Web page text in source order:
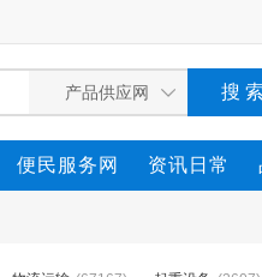
便民服务网 资讯日常